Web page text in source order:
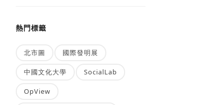
熱門標籤
北市圖 國際發明展
中國文化大學 SocialLab
OpView